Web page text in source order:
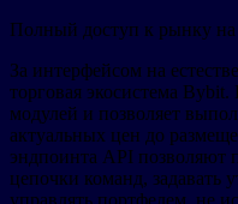
Полный доступ к рынку
За интерфейсом на
торговая экосистема
модулей и позволяет
актуальных цен до
эндпоинта API позволяют
цепочки команд,
управлять портфелем, не